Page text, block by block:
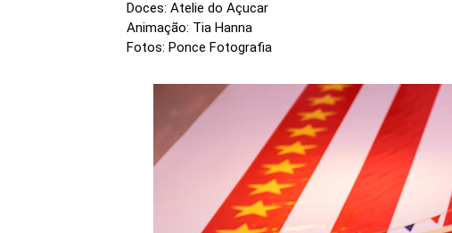
Doces: Atelie do Açucar
Animação: Tia Hanna
Fotos: Ponce Fotografia